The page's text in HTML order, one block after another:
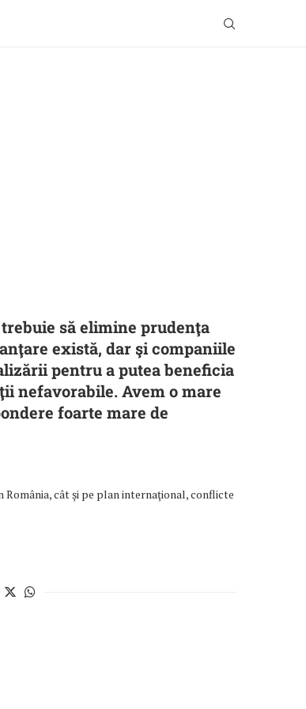
să elimine prudenţa
există, dar şi companiile
pentru a putea beneficia
nefavorabile. Avem o mare
foarte mare de
cât şi pe plan internaţional, conflicte